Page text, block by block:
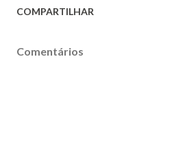
COMPARTILHAR
Comentários